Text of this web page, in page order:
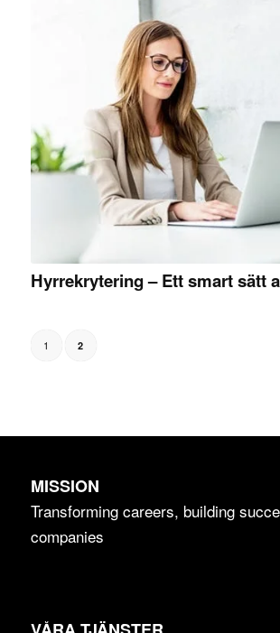
Hyrrekrytering – Ett smart sätt
1 2
MISSION
Transforming careers, building
companies